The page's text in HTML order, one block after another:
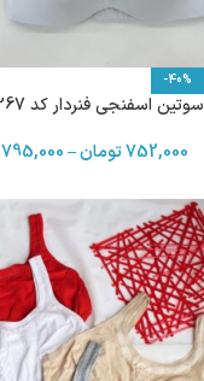
-40%
سوتین اسفنجی فنردار کد 105267
752,000تومان–
795,000